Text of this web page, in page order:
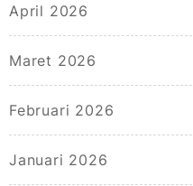
April 2026
Maret 2026
Februari 2026
Januari 2026